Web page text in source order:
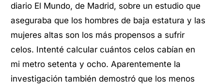
diario El Mundo, de Madrid, sobre un estudio que
aseguraba que los hombres de baja estatura y las
mujeres altas son los más propensos a sufrir
celos. Intenté calcular cuántos celos cabían en
mi metro setenta y ocho. Aparentemente la
investigación también demostró que los menos